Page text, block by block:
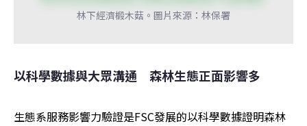
林下經濟椴木菇。圖片來源：林保署
以科學數據與大眾溝通　森林生態正面影響多
生態系服務影響力驗證是FSC發展的以科學數據證明森林